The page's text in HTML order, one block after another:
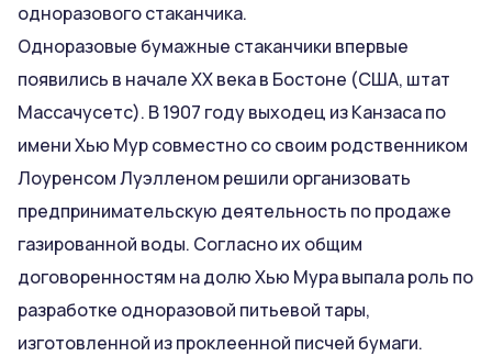
одноразового стаканчика.
Одноразовые бумажные стаканчики впервые
появились в начале XX века в Бостоне (США, штат
Массачусетс). В 1907 году выходец из Канзаса по
имени Хью Мур совместно со своим родственником
Лоуренсом Луэлленом решили организовать
предпринимательскую деятельность по продаже
газированной воды. Согласно их общим
договоренностям на долю Хью Мура выпала роль по
разработке одноразовой питьевой тары,
изготовленной из проклеенной писчей бумаги.